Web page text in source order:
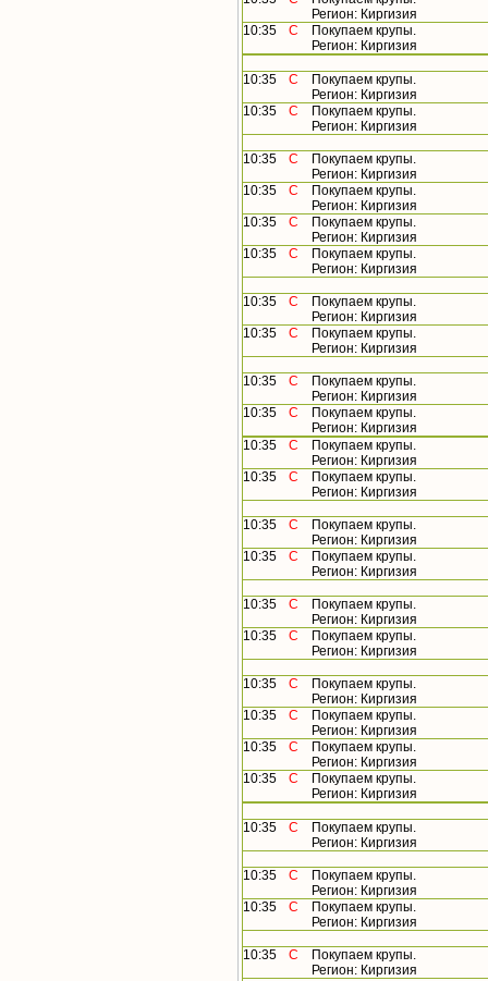
Регион: Киргизия
10:35
С
Покупаем крупы.
Регион: Киргизия
10:35 С
Покупаем крупы.
Регион: Киргизия
10:35
С
Покупаем крупы.
Регион: Киргизия
10:35 С
Покупаем крупы.
Регион: Киргизия
10:35
С
Покупаем крупы.
Регион: Киргизия
10:35
С
Покупаем крупы.
Регион: Киргизия
10:35
С
Покупаем крупы.
Регион: Киргизия
10:35 С
Покупаем крупы.
Регион: Киргизия
10:35
С
Покупаем крупы.
Регион: Киргизия
10:35 С
Покупаем крупы.
Регион: Киргизия
10:35
С
Покупаем крупы.
Регион: Киргизия
10:35
С
Покупаем крупы.
Регион: Киргизия
10:35
С
Покупаем крупы.
Регион: Киргизия
10:35 С
Покупаем крупы.
Регион: Киргизия
10:35
С
Покупаем крупы.
Регион: Киргизия
10:35 С
Покупаем крупы.
Регион: Киргизия
10:35
С
Покупаем крупы.
Регион: Киргизия
10:35 С
Покупаем крупы.
Регион: Киргизия
10:35
С
Покупаем крупы.
Регион: Киргизия
10:35
С
Покупаем крупы.
Регион: Киргизия
10:35
С
Покупаем крупы.
Регион: Киргизия
10:35 С
Покупаем крупы.
Регион: Киргизия
10:35 С
Покупаем крупы.
Регион: Киргизия
10:35
С
Покупаем крупы.
Регион: Киргизия
10:35 С
Покупаем крупы.
Регион: Киргизия